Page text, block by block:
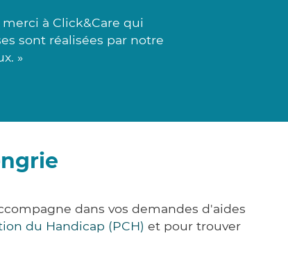
à Click&Care qui
sont réalisées par notre
»
dans vos demandes d'aides
du Handicap (PCH) et pour trouver